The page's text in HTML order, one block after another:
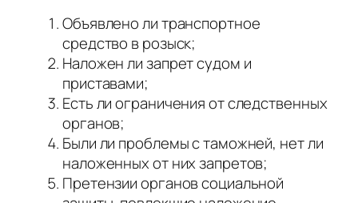
Объявлено ли транспортное
средство в розыск;
Наложен ли запрет судом и
приставами;
Есть ли ограничения от следственных
органов;
Были ли проблемы с таможней, нет ли
наложенных от них запретов;
Претензии органов социальной